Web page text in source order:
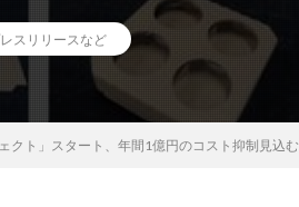
スリリースなど
クト」スタート、年間1億円のコスト抑制見込む